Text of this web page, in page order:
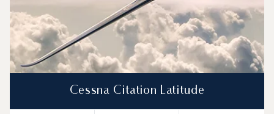
Cessna Citation Latitude